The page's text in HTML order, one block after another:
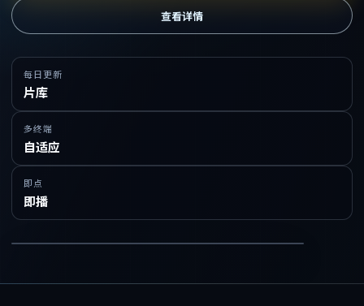
查看详情
每日更新
片库
多终端
自适应
即点
即播